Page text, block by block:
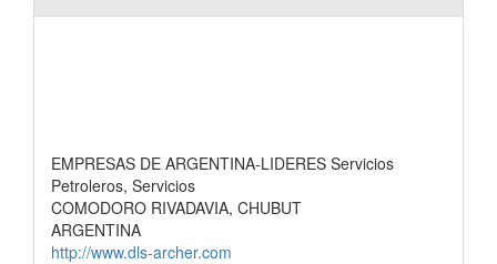
EMPRESAS DE ARGENTINA-LIDERES Servicios
Petroleros, Servicios
COMODORO RIVADAVIA, CHUBUT
ARGENTINA
http://www.dls-archer.com